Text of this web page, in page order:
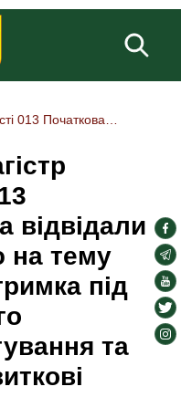
відвідали
на тему
під
та